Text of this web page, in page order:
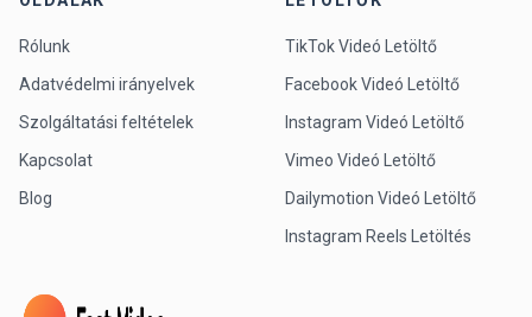
Rólunk
Adatvédelmi irányelvek
Szolgáltatási feltételek
Kapcsolat
Blog
TikTok Videó Letöltő
Facebook Videó Letöltő
Instagram Videó Letöltő
Vimeo Videó Letöltő
Dailymotion Videó Letöltő
Instagram Reels Letöltés